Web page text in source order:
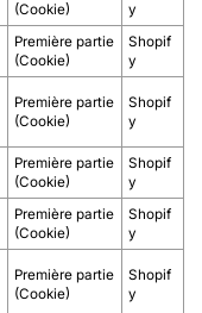
(Cookie)
y
Première partie
(Cookie)
Shopif
y
Première partie
(Cookie)
Shopif
y
Première partie
(Cookie)
Shopif
y
Première partie
(Cookie)
Shopif
y
Première partie
(Cookie)
Shopif
y